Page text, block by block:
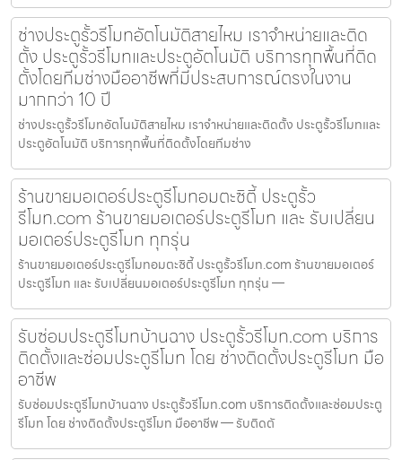
ช่างประตูรั้วรีโมทอัตโนมัติสายไหม เราจำหน่ายและติด
ตั้ง ประตูรั้วรีโมทและประตูอัตโนมัติ บริการทุกพื้นที่ติด
ตั้งโดยทีมช่างมืออาชีพที่มีประสบการณ์ตรงในงาน
มากกว่า 10 ปี
ช่างประตูรั้วรีโมทอัตโนมัติสายไหม เราจำหน่ายและติดตั้ง ประตูรั้วรีโมทและ
ประตูอัตโนมัติ บริการทุกพื้นที่ติดตั้งโดยทีมช่าง
ร้านขายมอเตอร์ประตูรีโมทอมตะซิตี้ ประตูรั้ว
รีโมท.com ร้านขายมอเตอร์ประตูรีโมท และ รับเปลี่ยน
มอเตอร์ประตูรีโมท ทุกรุ่น
ร้านขายมอเตอร์ประตูรีโมทอมตะซิตี้ ประตูรั้วรีโมท.com ร้านขายมอเตอร์
ประตูรีโมท และ รับเปลี่ยนมอเตอร์ประตูรีโมท ทุกรุ่น —
รับซ่อมประตูรีโมทบ้านฉาง ประตูรั้วรีโมท.com บริการ
ติดตั้งและซ่อมประตูรีโมท โดย ช่างติดตั้งประตูรีโมท มือ
อาชีพ
รับซ่อมประตูรีโมทบ้านฉาง ประตูรั้วรีโมท.com บริการติดตั้งและซ่อมประตู
รีโมท โดย ช่างติดตั้งประตูรีโมท มืออาชีพ — รับติดตั